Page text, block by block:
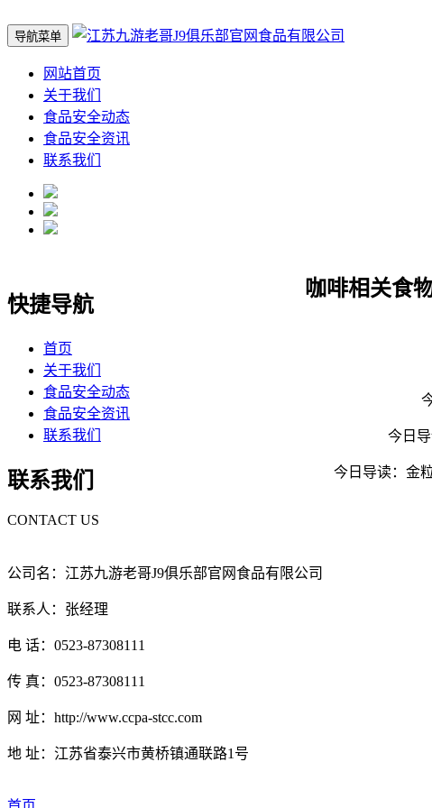
导航菜单
网站首页
关于我们
食品安全动态
食品安全资讯
联系我们
咖啡相关食
今
今日导读
今日导读：金粒
快捷导航
首页
关于我们
食品安全动态
食品安全资讯
联系我们
联系我们
CONTACT US
公司名：江苏九游老哥J9俱乐部官网食品有限公司
联系人：张经理
电 话：0523-87308111
传 真：0523-87308111
网 址：http://www.ccpa-stcc.com
地 址：江苏省泰兴市黄桥镇通联路1号